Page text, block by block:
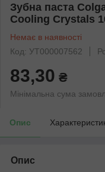
Зубна паста
Cooling Crystals
Немає в наявності
Код: УТ000007562
83,30 ₴
Мінімальна сума
Опис
Опис